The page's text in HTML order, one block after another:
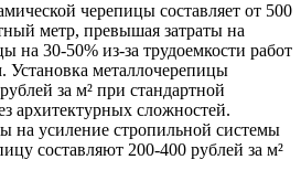
черепицы составляет от 500
метр, превышая затраты на
на 30-50% из-за трудоемкости работ
металлочерепицы
за м² при стандартной
архитектурных сложностей.
на усиление стропильной системы
составляют 200-400 рублей за м²